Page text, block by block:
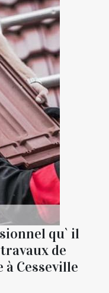
qu` il
de
Cesseville